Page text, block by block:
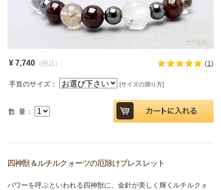
¥ 7,740 (税込)
手首のサイズ： [サイズの測り方]
数 量：
(1)
四神獣＆ルチルクォーツの厄除けブレスレット
パワーを呼ぶといわれる四神獣に、金針が美しく輝くルチルクォ